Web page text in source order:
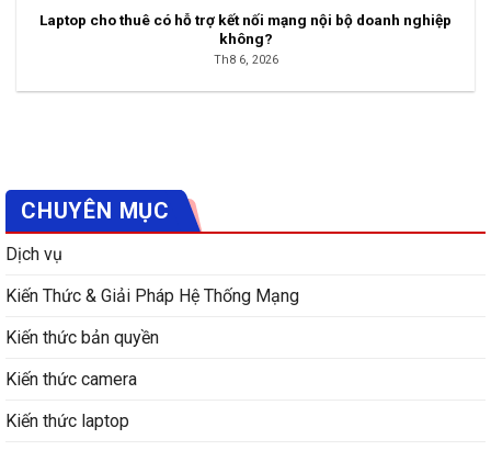
Laptop cho thuê có hỗ trợ kết nối mạng nội bộ doanh nghiệp
không?
Th8 6, 2026
CHUYÊN MỤC
Dịch vụ
Kiến Thức & Giải Pháp Hệ Thống Mạng
Kiến thức bản quyền
Kiến thức camera
Kiến thức laptop